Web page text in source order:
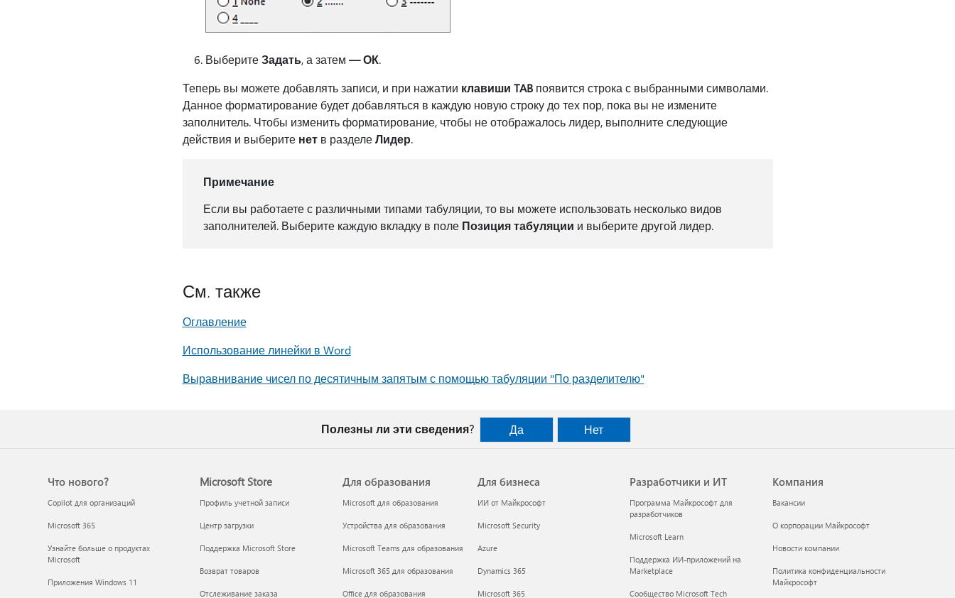
ВыберитеЗадать, а затем — ОК.
Теперь вы можете добавлять записи, и при нажатии клавиши TABпоявится строка с выбранными символами.
Данное форматирование будет добавляться в каждую новую строку до тех пор, пока вы не измените
заполнитель. Чтобы изменить форматирование, чтобы не отображалось лидер, выполните следующие
действия и выберите нетв разделеЛидер.
Примечание
Если вы работаете с различными типами табуляции, то вы можете использовать несколько видов
заполнителей. Выберите каждую вкладку в поле Позиция табуляции и выберите другой лидер.
См. также
Оглавление
Использование линейки в Word
Выравнивание чисел по десятичным запятым с помощью табуляции "По разделителю"
Полезны ли эти сведения? Да Нет
Что нового?
Copilot для организаций
Microsoft 365
Узнайте больше о продуктах
Microsoft
Приложения Windows 11
Microsoft Store
Профиль учетной записи
Центр загрузки
Поддержка Microsoft Store
Возврат товаров
Отслеживание заказа
Для образования
Microsoft для образования
Устройства для образования
Microsoft Teams для образования
Microsoft 365 для образования
Office для образования
Для бизнеса
ИИ от Майкрософт
Microsoft Security
Azure
Dynamics 365
Microsoft 365
Разработчики и ИТ
Программа Майкрософт для
разработчиков
Microsoft Learn
Поддержка ИИ-приложений на
Marketplace
Сообщество Microsoft Tech
Компания
Вакансии
О корпорации Майкрософт
Новости компании
Политика конфиденциальности
Майкрософт